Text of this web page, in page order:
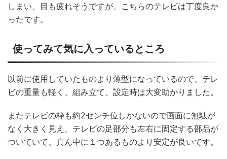
しまい、目も疲れそうですが、こちらのテレビは丁度良か
ったです。
使ってみて気に入っているところ
以前に使用していたものより薄型になっているので、テレ
ビの重量も軽く、組み立て、設定時は大変助かりました。
またテレビの枠も約2センチ位しかないので画面に無駄が
なく大きく見え、テレビの足部分も左右に固定する部品が
ついていて、真ん中に１つあるものより安定が良いです。